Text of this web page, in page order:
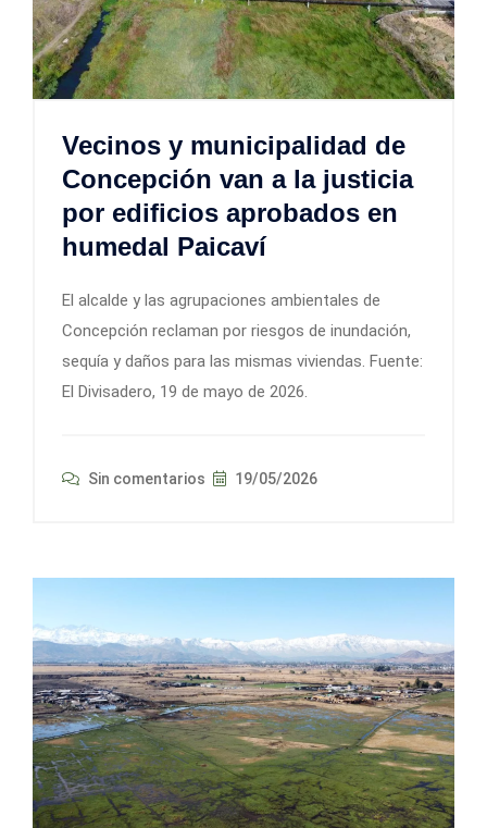
Vecinos y municipalidad de
Concepción van a la justicia
por edificios aprobados en
humedal Paicaví
El alcalde y las agrupaciones ambientales de
Concepción reclaman por riesgos de inundación,
sequía y daños para las mismas viviendas. Fuente:
El Divisadero, 19 de mayo de 2026.
Sin comentarios 19/05/2026